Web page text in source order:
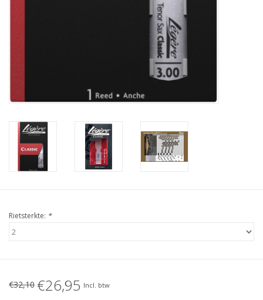
Rietsterkte: *
€32,10 €26,95 Incl. btw